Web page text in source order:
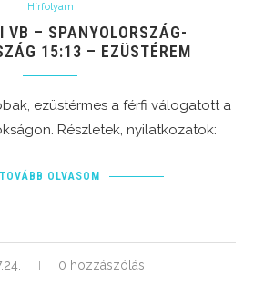
Hírfolyam
VB – SPANYOLORSZÁG-
15:13 – EZÜSTÉREM
ezüstérmes a férfi válogatott a
Részletek, nyilatkozatok:
TOVÁBB OLVASOM
0 hozzászólás